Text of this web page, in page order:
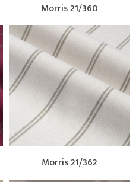
Morris 21/360
Morris 21/362